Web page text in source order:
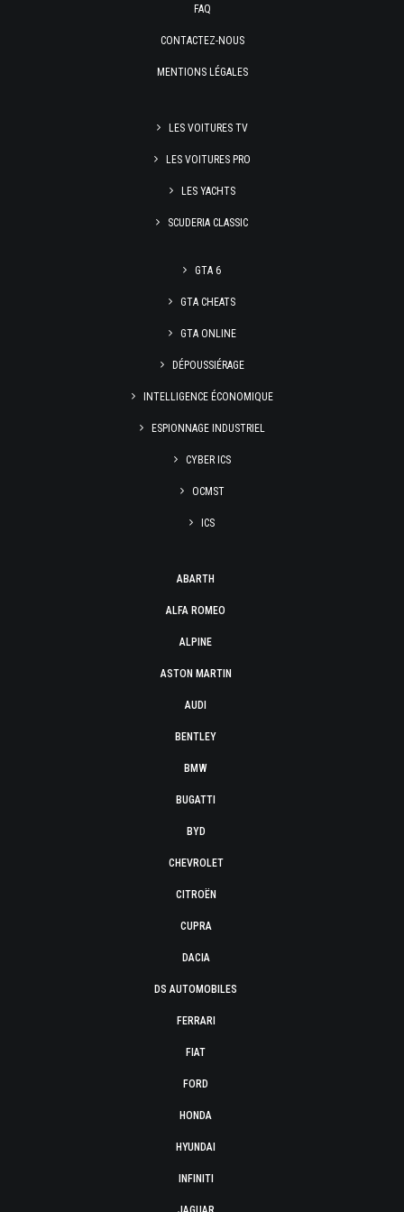
FAQ
CONTACTEZ-NOUS
MENTIONS LÉGALES
LES VOITURES TV
LES VOITURES PRO
LES YACHTS
SCUDERIA CLASSIC
GTA 6
GTA CHEATS
GTA ONLINE
DÉPOUSSIÉRAGE
INTELLIGENCE ÉCONOMIQUE
ESPIONNAGE INDUSTRIEL
CYBER ICS
OCMST
ICS
ABARTH
ALFA ROMEO
ALPINE
ASTON MARTIN
AUDI
BENTLEY
BMW
BUGATTI
BYD
CHEVROLET
CITROËN
CUPRA
DACIA
DS AUTOMOBILES
FERRARI
FIAT
FORD
HONDA
HYUNDAI
INFINITI